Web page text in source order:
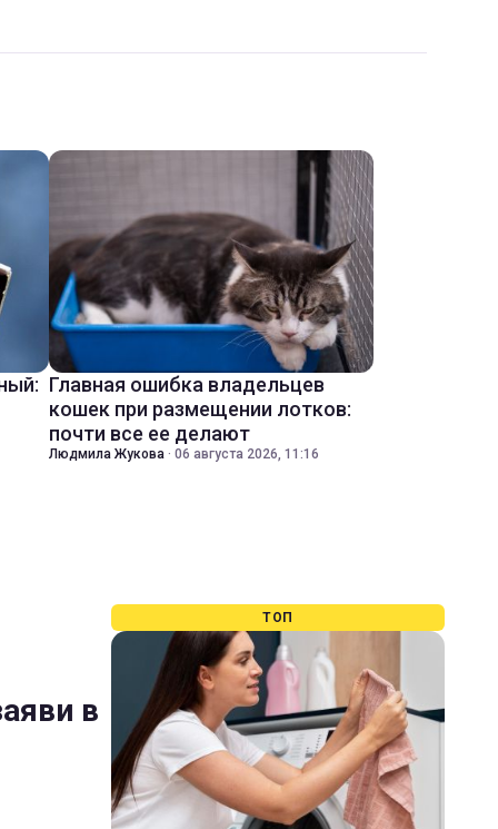
Главная ошибка владельцев
кошек при размещении лотков:
почти все ее делают
Людмила Жукова · 06 августа 2026, 11:16
в
ТОП